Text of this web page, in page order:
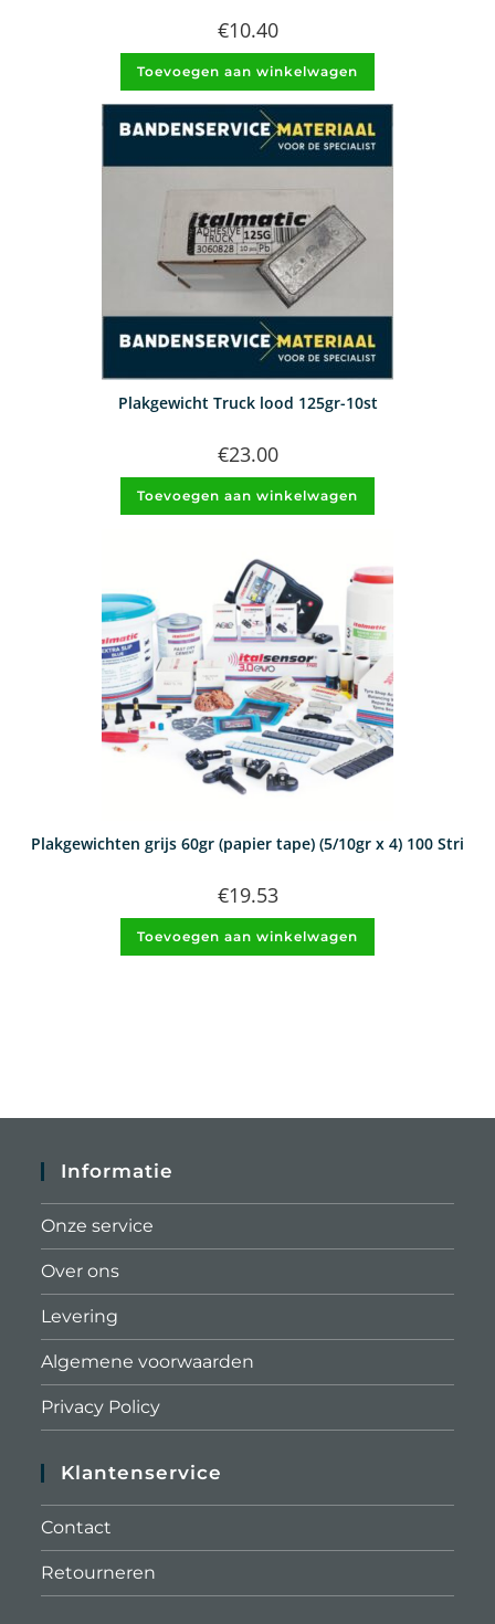
€10.40
Toevoegen aan winkelwagen
Plakgewicht Truck lood 125gr-10st
€23.00
Toevoegen aan winkelwagen
Plakgewichten grijs 60gr (papier tape) (5/10gr x 4) 100 Stri
€19.53
Toevoegen aan winkelwagen
Informatie
Onze service
Over ons
Levering
Algemene voorwaarden
Privacy Policy
Klantenservice
Contact
Retourneren